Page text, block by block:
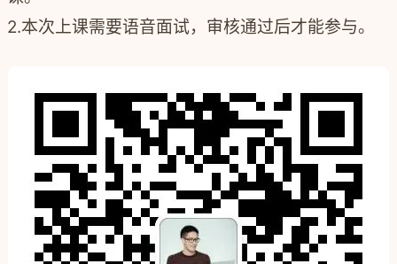
2.本次上课需要语音面试，审核通过后才能参与。